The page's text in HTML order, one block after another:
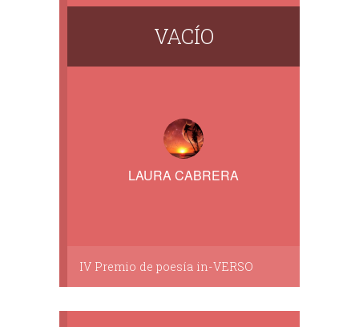
VACÍO
LAURA CABRERA
IV Premio de poesía in-VERSO